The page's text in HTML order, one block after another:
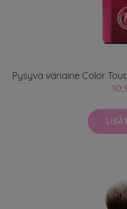
Pysyvä väriaine Color